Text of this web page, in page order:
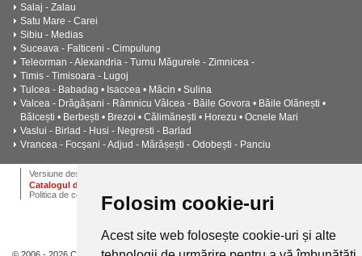
Folosim cookie-uri
Acest site web folosește cookie-uri și alte
Salaj - Zalau
Satu Mare - Carei
Sibiu - Medias
Suceava - Falticeni - Cimpulung
Teleorman - Alexandria - Turnu Măgurele - Zimnicea -
Timis - Timisoara - Lugoj
Tulcea - Babadag • Isaccea • Măcin • Sulina
Valcea - Drăgășani - Râmnicu Vâlcea - Băile Govora • Băile Olănești •
Bălcești • Berbești • Brezoi • Călimănești • Horezu • Ocnele Mari
Vaslui - Birlad - Husi - Negresti - Barlad
Vrancea - Focșani - Adjud - Mărășești - Odobești - Panciu
Versiune desktop
Catalogul de instalatii termice, ventilatie si climatizare CALOR
Politica de confidentialitate